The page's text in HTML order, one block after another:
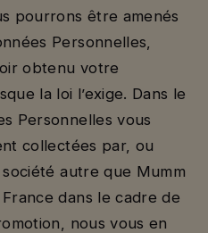
pourrons être amenés
Personnelles,
obtenu votre
la loi l’exige. Dans le
Personnelles vous
collectées par, ou
autre que Mumm
dans le cadre de
nous vous en